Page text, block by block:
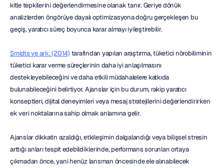
kitle tepkilerini değerlendirmesine olanak tanır. Geriye dönük
analizlerden öngörüye dayalı optimizasyona doğru gerçekleşen bu
geçiş, yaratıcı süreç boyunca karar almayı iyileştirebilir.
Smidts ve ark. (2014) tarafından yapılan araştırma, tüketici nörobiliminin
tüketici karar verme süreçlerinin daha iyi anlaşılmasını
destekleyebileceğini ve daha etkili müdahalelere katkıda
bulunabileceğini belirtiyor. Ajanslar için bu durum, rakip yaratıcı
konseptleri, dijital deneyimleri veya mesaj stratejilerini değerlendirirken
ek veri noktalarına sahip olmak anlamına gelir.
Ajanslar dikkatin azaldığı, etkileşimin dalgalandığı veya bilişsel stresin
arttığı anları tespit edebildiklerinde, performans sorunları ortaya
çıkmadan önce, yani henüz lansman öncesinde ele alınabilecek